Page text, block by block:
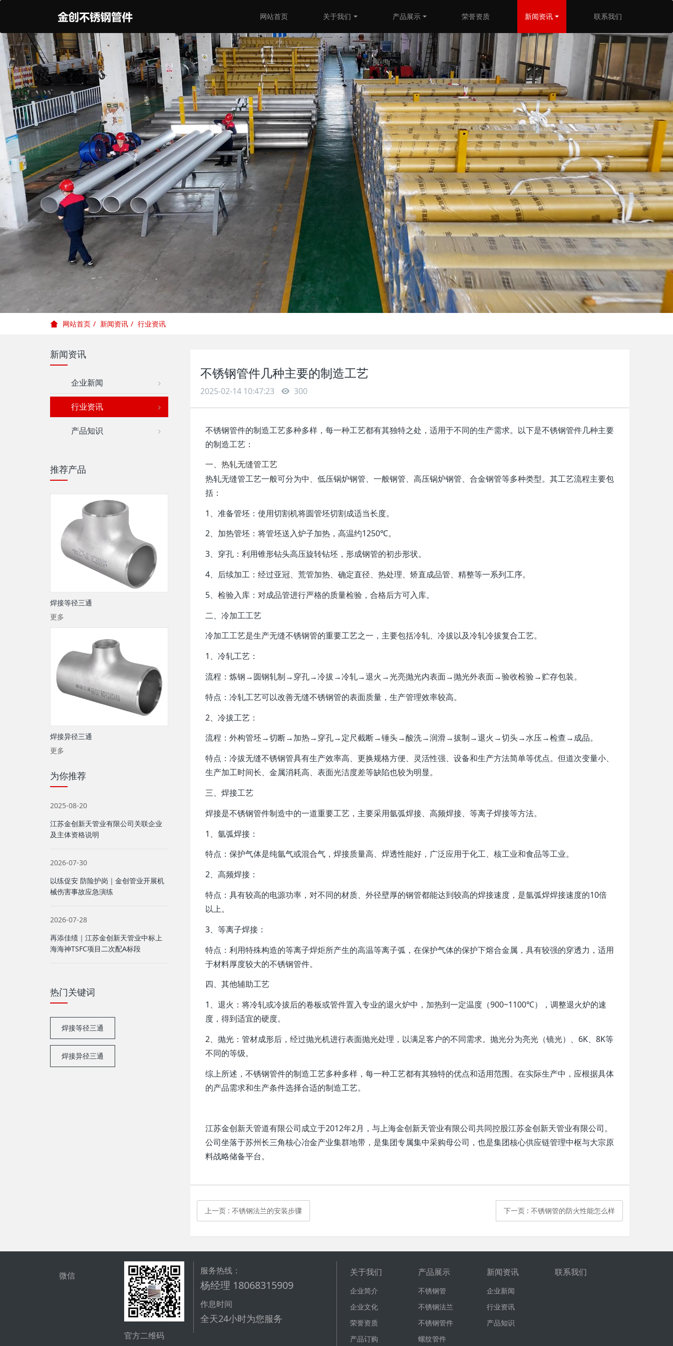
网站首页 关于我们 产品展示 荣誉资质 新闻资讯 联系我们
网站首页 新闻资讯 行业资讯
不锈钢管件几种主要的制造工艺
2025-02-14 10:47:23 300
不锈钢管件的制造工艺多种多样，每一种工艺都有其独特之处，适用于不同的生产需求。以下是不锈钢管件几种主要
的制造工艺：
一、热轧无缝管工艺
热轧无缝管工艺一般可分为中、低压锅炉钢管、一般钢管、高压锅炉钢管、合金钢管等多种类型。其工艺流程主要包
括：
‌1、准备管坯‌：使用切割机将圆管坯切割成适当长度。
2、加热管坯‌：将管坯送入炉子加热，高温约1250℃。
3‌、穿孔‌：利用锥形钻头高压旋转钻坯，形成钢管的初步形状。
‌4、后续加工‌：经过亚冠、荒管加热、确定直径、热处理、矫直成品管、精整等一系列工序。
‌5、检验入库‌：对成品管进行严格的质量检验，合格后方可入库。
二、冷加工工艺
冷加工工艺是生产无缝不锈钢管的重要工艺之一，主要包括冷轧、冷拔以及冷轧冷拔复合工艺。
1‌、冷轧工艺‌：
‌流程‌：炼钢→圆钢轧制→穿孔→冷拔→冷轧→退火→光亮抛光内表面→抛光外表面→验收检验→贮存包装。
‌特点‌：冷轧工艺可以改善无缝不锈钢管的表面质量，生产管理效率较高。
‌2、冷拔工艺‌：
‌流程‌：外构管坯→切断→加热→穿孔→定尺截断→锤头→酸洗→润滑→拔制→退火→切头→水压→检查→成品。
‌特点‌：冷拔无缝不锈钢管具有生产效率高、更换规格方便、灵活性强、设备和生产方法简单等优点。但道次变量小、
生产加工时间长、金属消耗高、表面光洁度差等缺陷也较为明显。
三、焊接工艺
焊接是不锈钢管件制造中的一道重要工艺，主要采用氩弧焊接、高频焊接、等离子焊接等方法。
‌1、氩弧焊接‌：
‌特点‌：保护气体是纯氩气或混合气，焊接质量高、焊透性能好，广泛应用于化工、核工业和食品等工业。
‌2、高频焊接‌：
‌特点‌：具有较高的电源功率，对不同的材质、外径壁厚的钢管都能达到较高的焊接速度，是氩弧焊焊接速度的10倍
以上。
‌3、等离子焊接‌：
‌特点‌：利用特殊构造的等离子焊炬所产生的高温等离子弧，在保护气体的保护下熔合金属，具有较强的穿透力，适用
于材料厚度较大的不锈钢管件。
四、其他辅助工艺
‌1、退火‌：将冷轧或冷拔后的卷板或管件置入专业的退火炉中，加热到一定温度（900~1100℃），调整退火炉的速
度，得到适宜的硬度。
‌2、抛光‌：管材成形后，经过抛光机进行表面抛光处理，以满足客户的不同需求。抛光分为亮光（镜光）、6K、8K等
不同的等级。
综上所述，不锈钢管件的制造工艺多种多样，每一种工艺都有其独特的优点和适用范围。在实际生产中，应根据具体
的产品需求和生产条件选择合适的制造工艺。
江苏金创新天管道有限公司成立于2012年2月，与上海金创新天管业有限公司共同控股江苏金创新天管业有限公司。
公司坐落于苏州长三角核心冶金产业集群地带，是集团专属集中采购母公司，也是集团核心供应链管理中枢与大宗原
料战略储备平台。
上一页 : 不锈钢法兰的安装步骤 下一页 : 不锈钢管的防火性能怎么样
新闻资讯
企业新闻
行业资讯
产品知识
推荐产品
焊接等径三通
更多
焊接异径三通
更多
为你推荐
2025-08-20
江苏金创新天管业有限公司关联企业
及主体资格说明
2026-07-30
以练促安 防险护岗｜金创管业开展机
械伤害事故应急演练
2026-07-28
再添佳绩｜江苏金创新天管业中标上
海海神TSFC项目二次配A标段
热门关键词
焊接等径三通
焊接异径三通
微信
官方二维码
服务热线：
杨经理 18068315909
作息时间
全天24小时为您服务
关于我们
企业简介
企业文化
荣誉资质
产品订购
产品展示
不锈钢管
不锈钢法兰
不锈钢管件
螺纹管件
新闻资讯
企业新闻
行业资讯
产品知识
联系我们